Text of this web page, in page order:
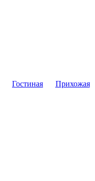
Гостиная Прихожая